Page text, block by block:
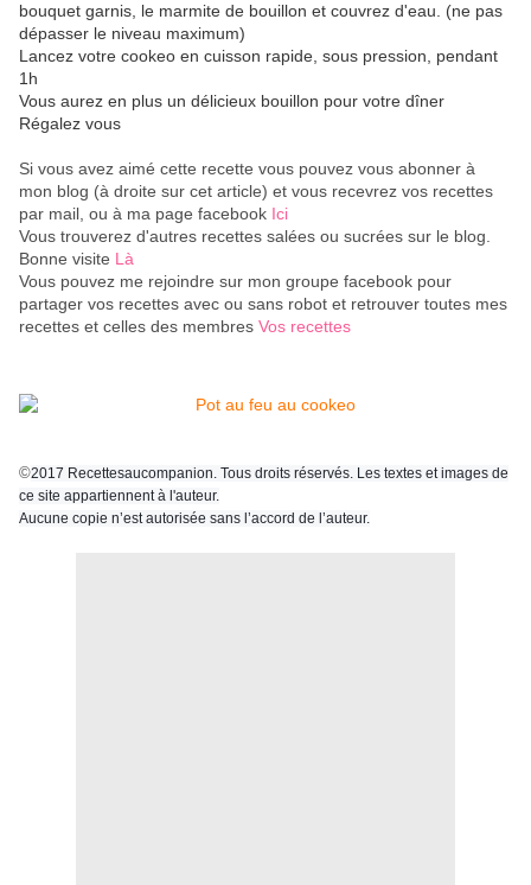
bouquet garnis, le marmite de bouillon et couvrez d'eau. (ne pas
dépasser le niveau maximum)
Lancez votre cookeo en cuisson rapide, sous pression, pendant
1h
Vous aurez en plus un délicieux bouillon pour votre dîner
Régalez vous
Si vous avez aimé cette recette vous pouvez vous abonner à
mon blog (à droite sur cet article) et vous recevrez vos recettes
par mail, ou à ma page facebook Ici
Vous trouverez d'autres recettes salées ou sucrées sur le blog.
Bonne visite Là
Vous pouvez me rejoindre sur mon groupe facebook pour
partager vos recettes avec ou sans robot et retrouver toutes mes
recettes et celles des membres Vos recettes
©2017 Recettesaucompanion. Tous droits réservés. Les textes et images de
ce site appartiennent à l'auteur.
Aucune copie n’est autorisée sans l’accord de l’auteur.